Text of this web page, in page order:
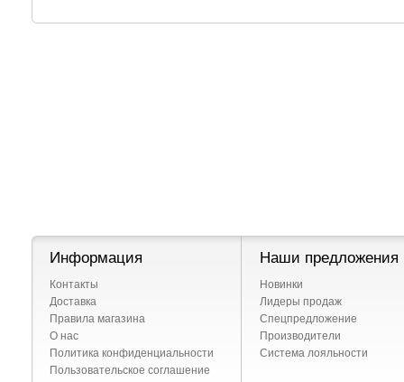
Информация
Контакты
Доставка
Правила магазина
О нас
Политика конфиденциальности
Пользовательское соглашение
Наши предложения
Новинки
Лидеры продаж
Спецпредложение
Производители
Система лояльности